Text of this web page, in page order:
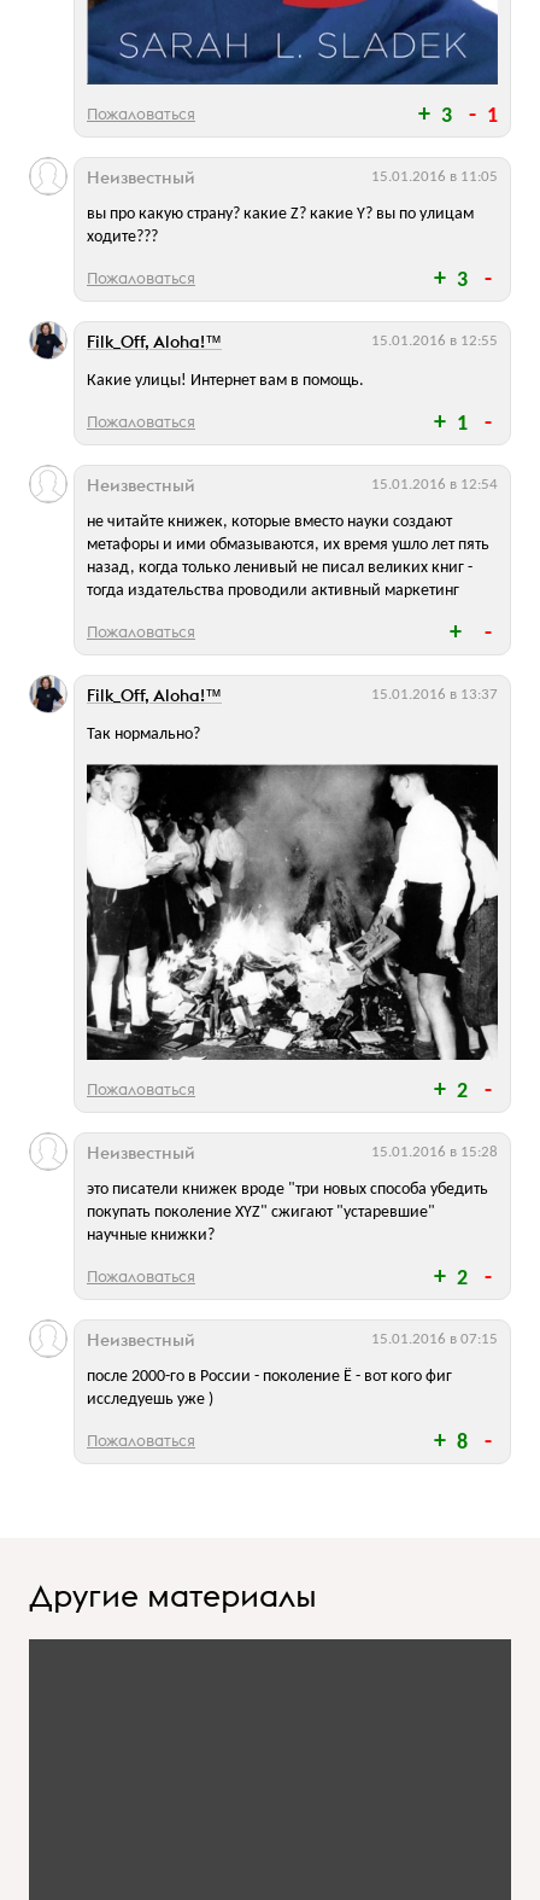
3 1
Пожаловаться
3
вы про какую страну? какие Z? какие Y? вы по улицам
ходите???
Неизвестный 15.01.2016 в 11:05
Пожаловаться
1
Какие улицы! Интернет вам в помощь.
Filk_Off, Aloha!™ 15.01.2016 в 12:55
Пожаловаться
не читайте книжек, которые вместо науки создают
метафоры и ими обмазываются, их время ушло лет пять
назад, когда только ленивый не писал великих книг -
тогда издательства проводили активный маркетинг
Неизвестный 15.01.2016 в 12:54
Пожаловаться
2
Так нормально?
Filk_Off, Aloha!™ 15.01.2016 в 13:37
Пожаловаться
2
это писатели книжек вроде "три новых способа убедить
покупать поколение XYZ" сжигают "устаревшие"
научные книжки?
Неизвестный 15.01.2016 в 15:28
Пожаловаться
8
после 2000-го в России - поколение Ё - вот кого фиг
исследуешь уже )
Неизвестный 15.01.2016 в 07:15
Пожаловаться
Другие материалы